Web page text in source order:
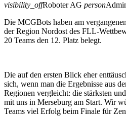
visibility_offRoboter AG person
Die MCGBots haben am
der Region Nordost des FLL-
20 Teams den 12. Platz belegt.
Die auf den ersten Blick eher
sich, wenn man die Ergebnisse aus
Regionen vergleicht: die stärksten
mit uns in Merseburg am Start. Wir
Teams viel Erfolg beim Finale für